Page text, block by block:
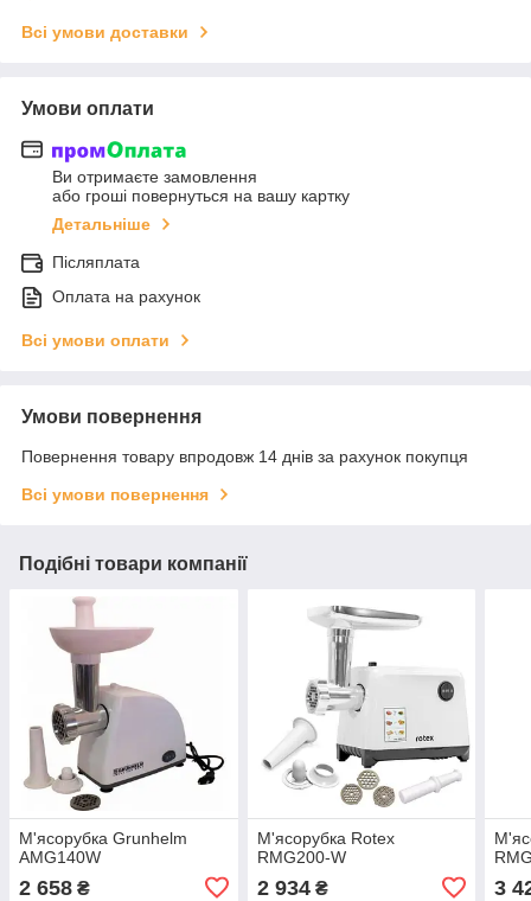
Всі умови доставки
Умови оплати
Ви отримаєте замовлення
або гроші повернуться на вашу картку
Детальніше
Післяплата
Оплата на рахунок
Всі умови оплати
Умови повернення
Повернення товару впродовж 14 днів за рахунок покупця
Всі умови повернення
Подібні товари компанії
М'ясорубка Grunhelm
AMG140W
2 658 ₴
М'ясорубка Rotex
RMG200-W
2 934₴ 3